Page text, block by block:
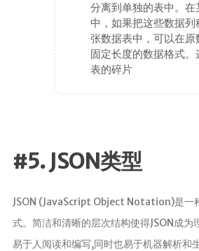
分离到单独的表中。在
中，如果把这些数据列
张数据表中，可以在原
固定长度的数据格式。
表的碎片
#5. JSON类型
JSON (JavaScript Object Notation)是一
式。简洁和清晰的层次结构使得JSON成为
易于人阅读和编写,同时也易于机器解析和